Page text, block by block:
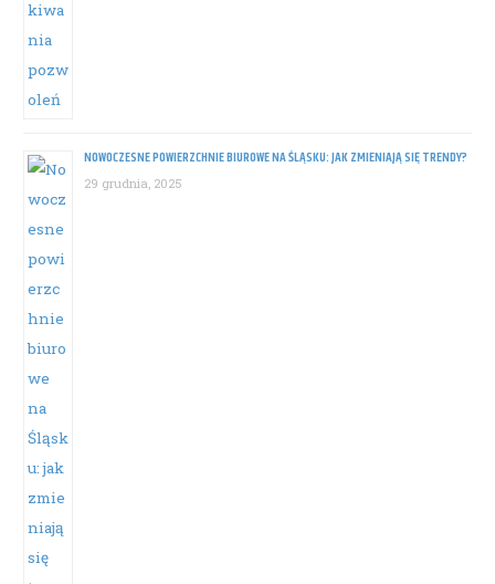
NOWOCZESNE POWIERZCHNIE BIUROWE NA ŚLĄSKU: JAK ZMIENIAJĄ SIĘ TRENDY?
29 grudnia, 2025